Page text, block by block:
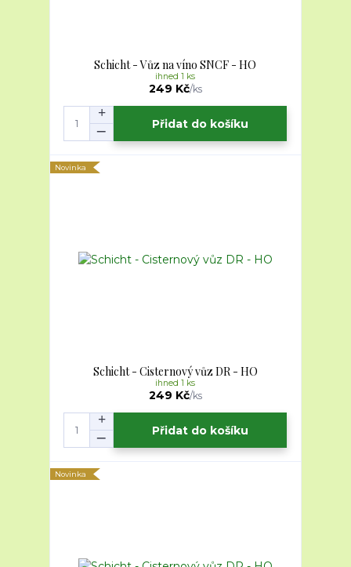
Schicht - Vůz na víno SNCF - HO
249 Kč/ks
ihned 1 ks
Přidat do košíku
Novinka
Schicht - Cisternový vůz DR - HO
249 Kč/ks
ihned 1 ks
Přidat do košíku
Novinka